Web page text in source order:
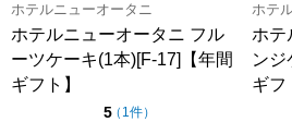
ホテルニューオータニ
ホテルニューオータニ フル
ーツケーキ(1本)[F-17]【年間
ギフト】
5点（5点満点中）
（ 1件の評価
）
ホテ
ホテ
ンジ
ギフ